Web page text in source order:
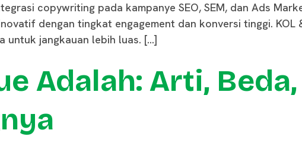
copywriting pada kampanye SEO, SEM, dan Ads
dengan tingkat engagement dan konversi tinggi.
untuk jangkauan lebih luas. […]
Adalah: Arti,